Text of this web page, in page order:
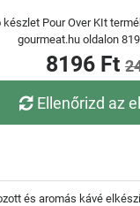
készlet Pour Over KIt
gourmeat.hu oldalon
8196 Ft
Ellenőrizd az
és aromás kávé